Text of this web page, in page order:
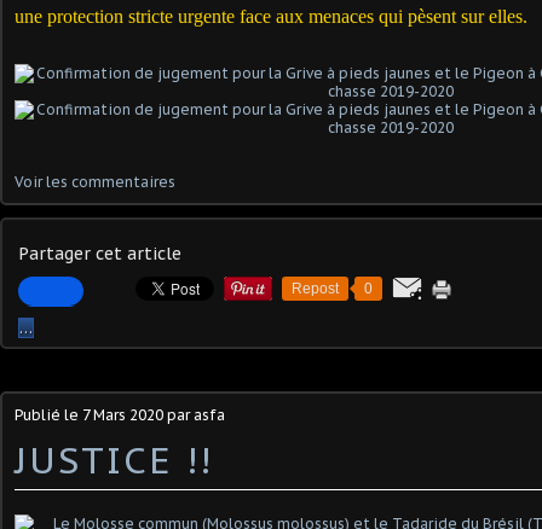
une protection stricte urgente face aux menaces qui pèsent sur elles.
Voir les commentaires
Partager cet article
Repost 0
…
Publié le 7 Mars 2020 par asfa
JUSTICE !!